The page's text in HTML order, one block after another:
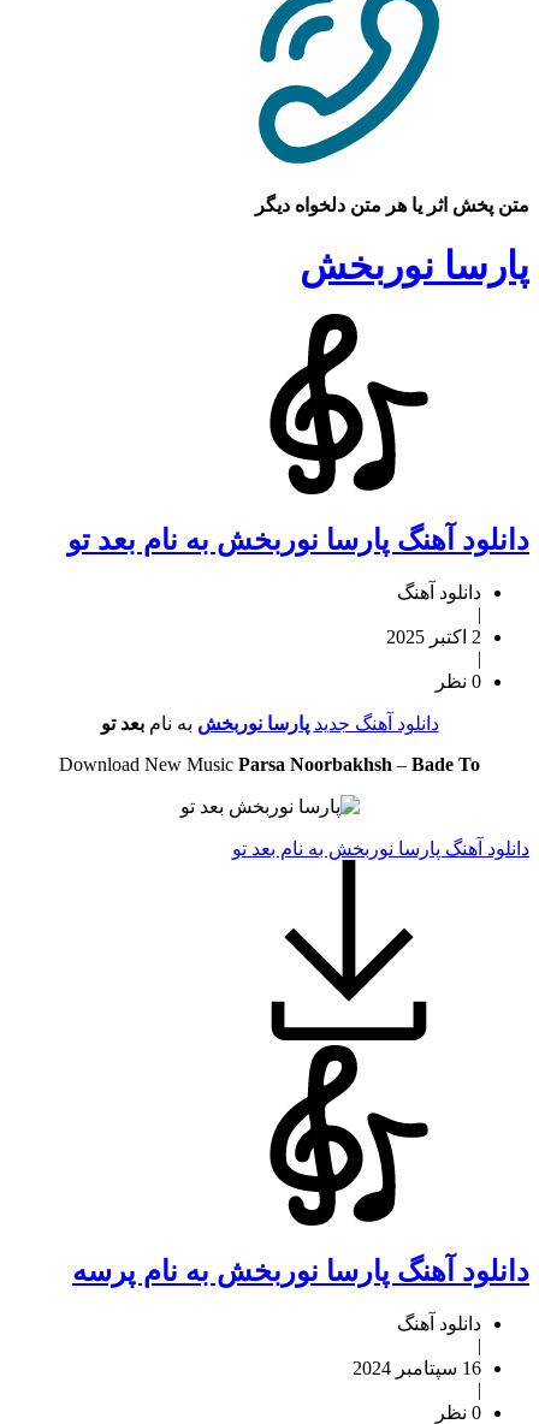
متن پخش اثر یا هر متن دلخواه دیگر
پارسا نوربخش
دانلود آهنگ پارسا نوربخش به نام بعد تو
دانلود آهنگ
|
2 اکتبر 2025
|
0 نظر
دانلود آهنگ جدید پارسا نوربخش به نامبعد تو
Download New Music Parsa Noorbakhsh – Bade To
دانلود آهنگ پارسا نوربخش به نام بعد تو
دانلود آهنگ پارسا نوربخش به نام پرسه
دانلود آهنگ
|
16 سپتامبر 2024
|
0 نظر